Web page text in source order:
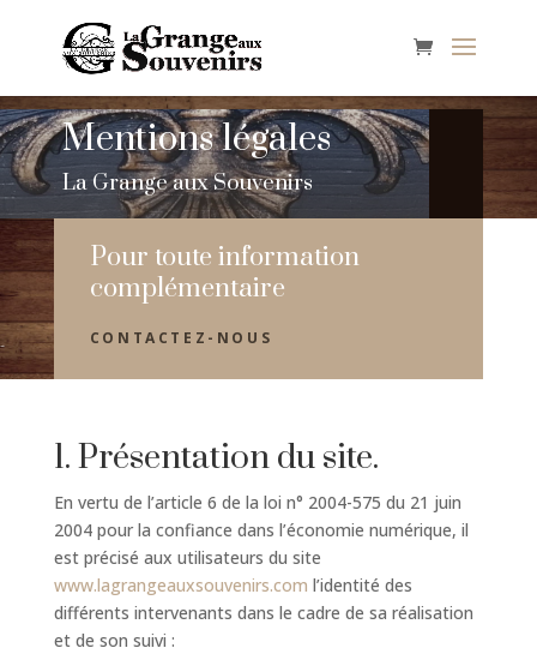
Mentions légales
La Grange aux Souvenirs
Pour toute information
complémentaire
CONTACTEZ-NOUS
1. Présentation du site.
En vertu de l’article 6 de la loi n° 2004-575 du 21 juin
2004 pour la confiance dans l’économie numérique, il
est précisé aux utilisateurs du site
www.lagrangeauxsouvenirs.com l’identité des
différents intervenants dans le cadre de sa réalisation
et de son suivi :